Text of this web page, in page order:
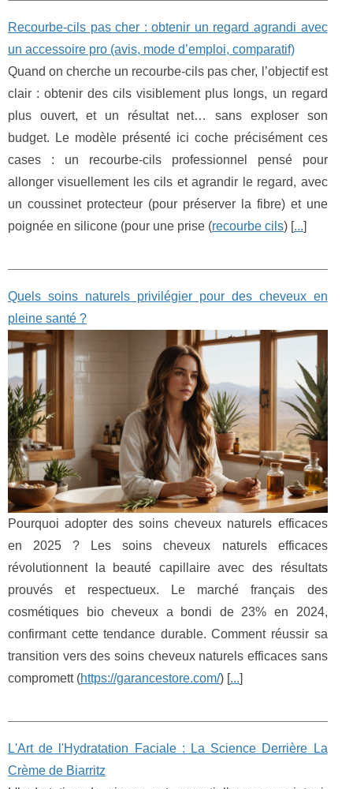
Recourbe‑cils pas cher : obtenir un regard agrandi avec
un accessoire pro (avis, mode d’emploi, comparatif)
Quand on cherche un recourbe‑cils pas cher, l’objectif est
clair : obtenir des cils visiblement plus longs, un regard
plus ouvert, et un résultat net… sans exploser son
budget. Le modèle présenté ici coche précisément ces
cases : un recourbe‑cils professionnel pensé pour
allonger visuellement les cils et agrandir le regard, avec
un coussinet protecteur (pour préserver la fibre) et une
poignée en silicone (pour une prise (recourbe cils) [...]
Quels soins naturels privilégier pour des cheveux en
pleine santé ?
Pourquoi adopter des soins cheveux naturels efficaces
en 2025 ? Les soins cheveux naturels efficaces
révolutionnent la beauté capillaire avec des résultats
prouvés et respectueux. Le marché français des
cosmétiques bio cheveux a bondi de 23% en 2024,
confirmant cette tendance durable. Comment réussir sa
transition vers des soins cheveux naturels efficaces sans
compromett (https://garancestore.com/) [...]
L'Art de l'Hydratation Faciale : La Science Derrière La
Crème de Biarritz